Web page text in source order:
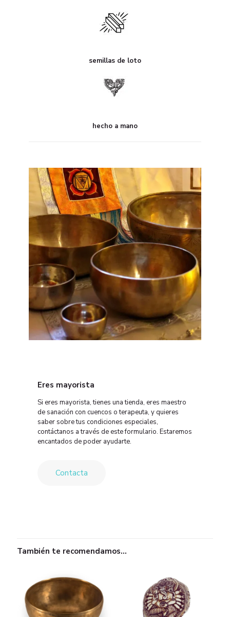
semillas de loto
hecho a mano
Eres mayorista
Si eres mayorista, tienes una tienda, eres maestro
de sanación con cuencos o terapeuta, y quieres
saber sobre tus condiciones especiales,
contáctanos a través de este formulario. Estaremos
encantados de poder ayudarte.
Contacta
También te recomendamos…